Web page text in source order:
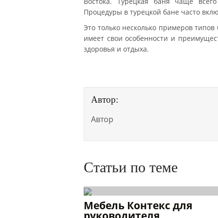
Процедуры в турецкой бане часто
Это только несколько примеров
имеет свои особенности и
здоровья и отдыха.
Автор:
Автор
Статьи по теме
Мебель Контекс для